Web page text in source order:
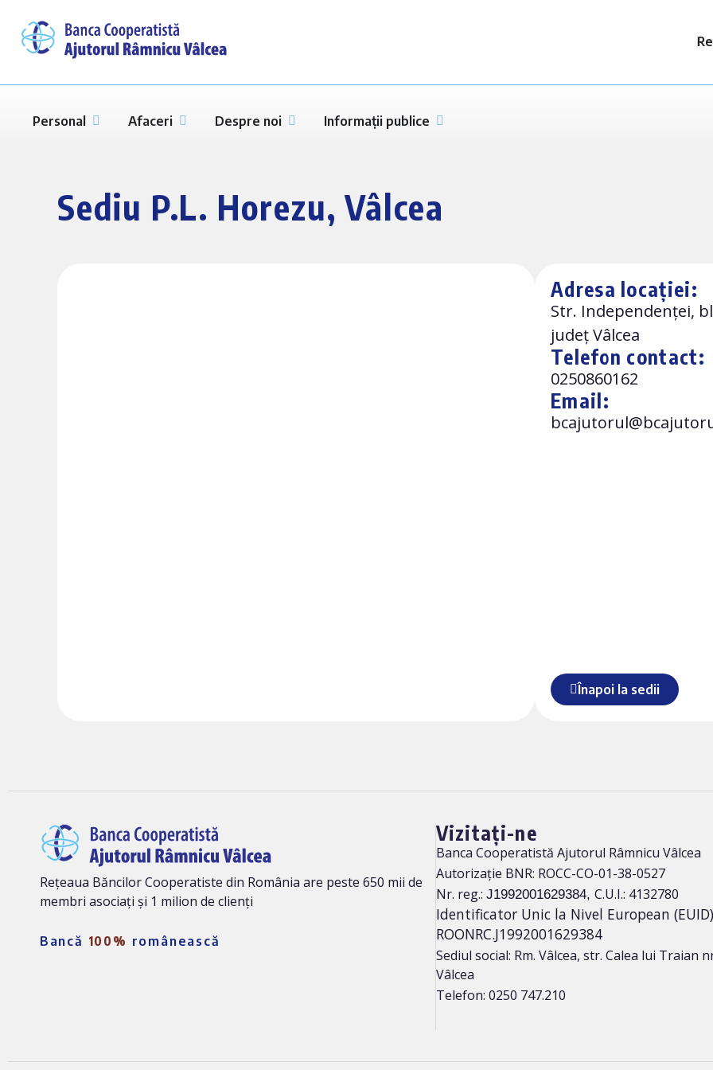
Personal Afaceri Despre noi Informații publice
Sediu P.L. Horezu, Vâlcea
Adresa locației:
Str. Independenței,
județ Vâlcea
Telefon contact:
0250860162
Email:
Înapoi la sedii
Rețeaua Băncilor Cooperatiste din România are peste 650 mii de
membri asociați și 1 milion de clienți
Bancă 100% românească
Vizitați-ne
Banca Cooperatistă Ajutorul Râmnicu Vâlcea
Autorizație BNR: ROCC-CO-01-38-0527
Nr. reg.: J1992001629384, C.U.I.: 4132780
Identificator Unic la Nivel European
ROONRC.J1992001629384
Sediul social: Rm. Vâlcea, str. Calea lui Traian
Vâlcea
Telefon: 0250 747.210